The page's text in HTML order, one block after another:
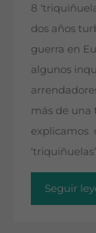
8
dos años
guerra en
algunos
más de una
explicamos
Seguir